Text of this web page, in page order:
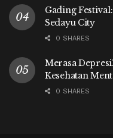
Gading
Sedayu City
0 SHARES
Merasa
Kesehatan
0 SHARES